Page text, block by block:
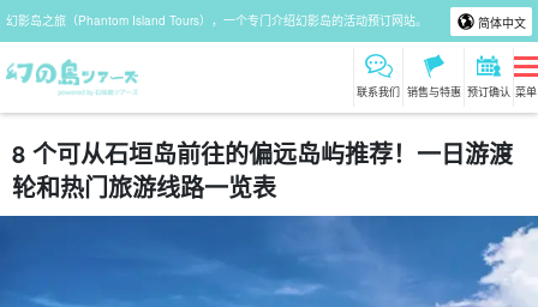
幻影岛之旅（Phantom Island Tours），一个专门介绍幻影岛的活动预订网站。 简体中文
联系我们 销售与特惠 预订确认 菜单
8 个可从石垣岛前往的偏远岛屿推荐！一日游渡
轮和热门旅游线路一览表